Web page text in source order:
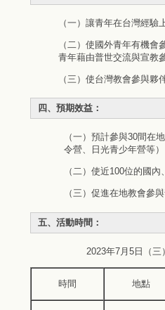
（一）讓青年在台灣經驗
（二）使國外青年有機
青年藉由普世交流與宣教
（三）使台灣教會參與
四、預期效益：
（一）預計參與30間在
令營、日光青少年營等
（二）使近100位的國
（三）促進在地教會參
五、活動時間：
2023年7月5日（
時間 地點